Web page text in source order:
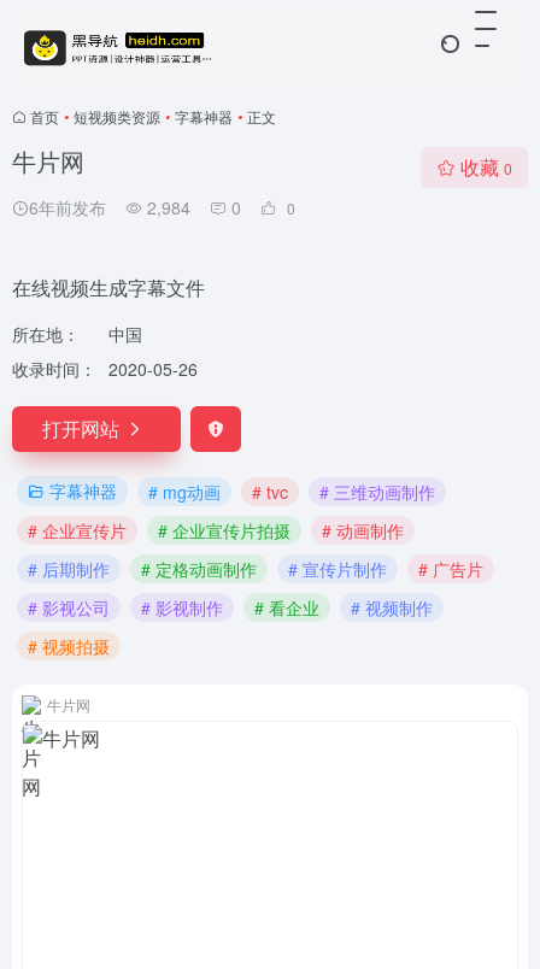
首页 • 短视频类资源 • 字幕神器 • 正文
牛片网
6年前发布 2,984 0 0
收藏 0
在线视频生成字幕文件
所在地：
中国
收录时间：
2020-05-26
打开网站
字幕神器 # mg动画 # tvc
# 三维动画制作
# 企业宣传片
# 企业宣传片拍摄
# 动画制作
# 后期制作
# 定格动画制作 # 宣传片制作
# 广告片
# 影视公司
# 影视制作 # 看企业
# 视频制作
# 视频拍摄
牛片网